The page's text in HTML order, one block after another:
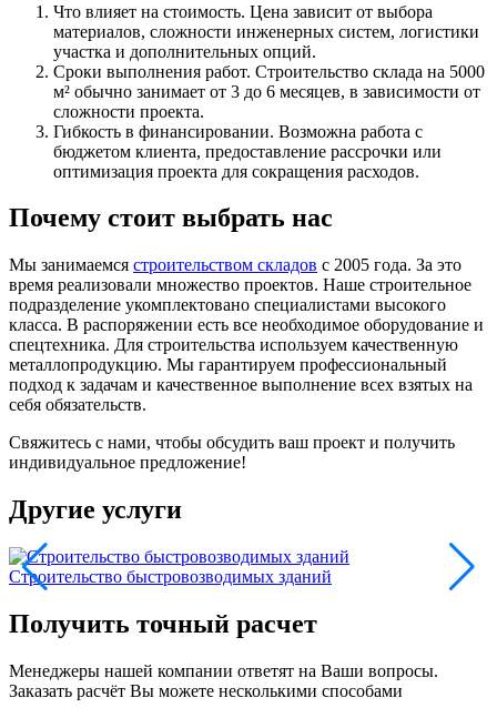
Что влияет на стоимость. Цена зависит от выбора
материалов, сложности инженерных систем, логистики
участка и дополнительных опций.
Сроки выполнения работ. Строительство склада на 5000
м² обычно занимает от 3 до 6 месяцев, в зависимости от
сложности проекта.
Гибкость в финансировании. Возможна работа с
бюджетом клиента, предоставление рассрочки или
оптимизация проекта для сокращения расходов.
Почему стоит выбрать нас
Мы занимаемся строительством складов с 2005 года. За это
время реализовали множество проектов. Наше строительное
подразделение укомплектовано специалистами высокого
класса. В распоряжении есть все необходимое оборудование и
спецтехника. Для строительства используем качественную
металлопродукцию. Мы гарантируем профессиональный
подход к задачам и качественное выполнение всех взятых на
себя обязательств.
Свяжитесь с нами, чтобы обсудить ваш проект и получить
индивидуальное предложение!
Другие услуги
Строительство быстровозводимых зданий
Получить точный расчет
Менеджеры нашей компании ответят на Ваши вопросы.
Заказать расчёт Вы можете несколькими способами